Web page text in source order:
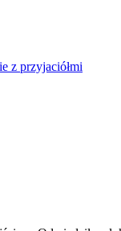
z przyjaciółmi